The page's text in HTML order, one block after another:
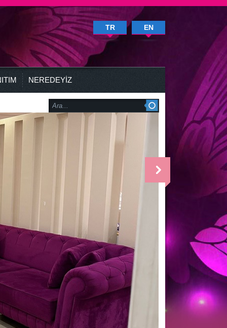
TR EN
NEREDEYİZ